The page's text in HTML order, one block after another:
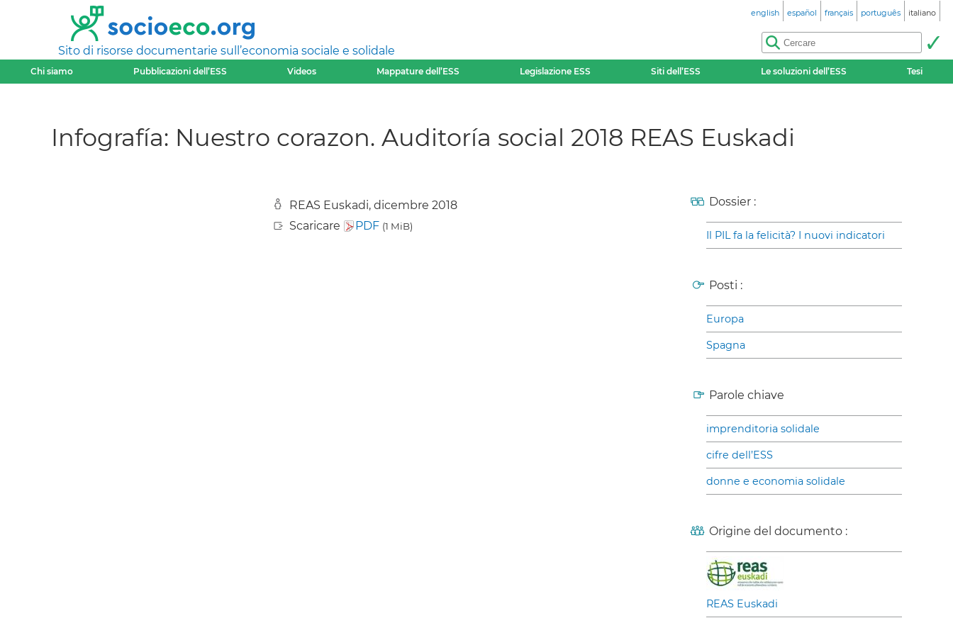
Sito di risorse documentarie sull’economia sociale e solidale
english español français português italiano
Chi siamo Pubblicazioni dell’ESS Videos Mappature dell’ESS Legislazione ESS Siti dell’ESS Le soluzioni dell’ESS Tesi
Infografía: Nuestro corazon. Auditoría social 2018 REAS Euskadi
REAS Euskadi, dicembre 2018
Scaricare
PDF (1 MiB)
Dossier :
Il PIL fa la felicità? I nuovi indicatori
Posti :
Europa
Spagna
Parole chiave
imprenditoria solidale
cifre dell’ESS
donne e economia solidale
Origine del documento :
REAS Euskadi